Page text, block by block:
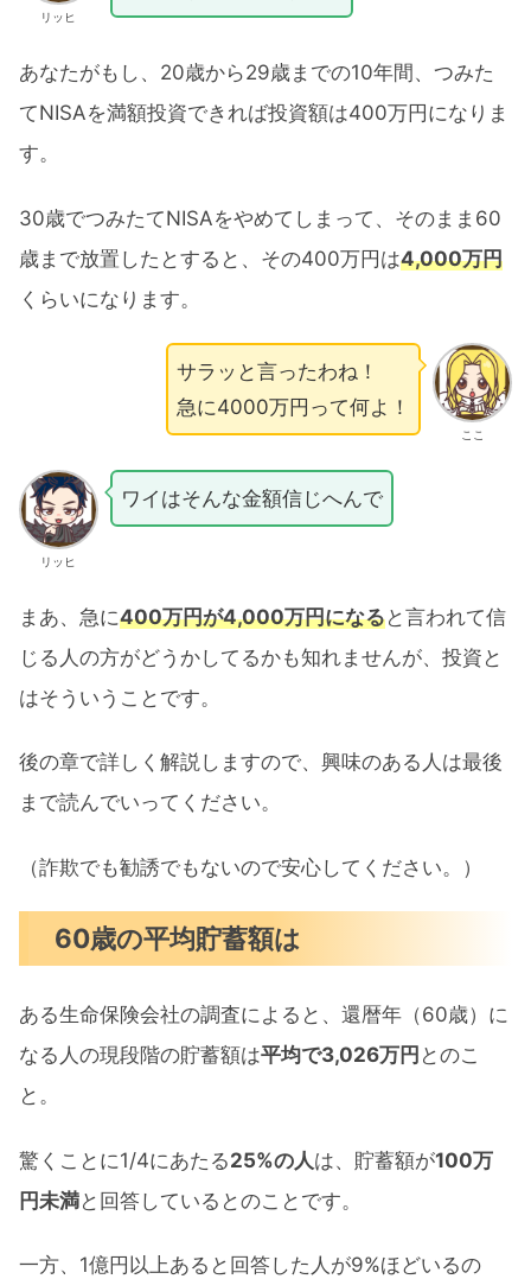
リッヒ
あなたがもし、20歳から29歳までの10年間、つみた
てNISAを満額投資できれば投資額は400万円になりま
す。
30歳でつみたてNISAをやめてしまって、そのまま60
歳まで放置したとすると、その400万円は4,000万円
くらいになります。
ここ
サラッと言ったわね！
急に4000万円って何よ！
リッヒ
ワイはそんな金額信じへんで
まあ、急に400万円が4,000万円になると言われて信
じる人の方がどうかしてるかも知れませんが、投資と
はそういうことです。
後の章で詳しく解説しますので、興味のある人は最後
まで読んでいってください。
（詐欺でも勧誘でもないので安心してください。）
60歳の平均貯蓄額は
ある生命保険会社の調査によると、還暦年（60歳）に
なる人の現段階の貯蓄額は平均で3,026万円 とのこ
と。
驚くことに1/4にあたる25%の人は、貯蓄額が100万
円未満と回答しているとのことです。
一方、1億円以上あると回答した人が9%ほどいるの